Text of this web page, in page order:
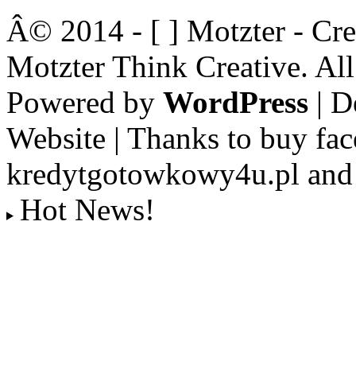
Â© 2014 - [ ] Motzter -
Motzter Think Creative.
Powered by WordPress |
Website | Thanks to buy
kredytgotowkowy4u.pl
Hot News!